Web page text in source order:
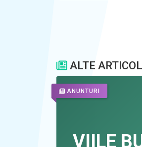
ALTE
ANUNTURI